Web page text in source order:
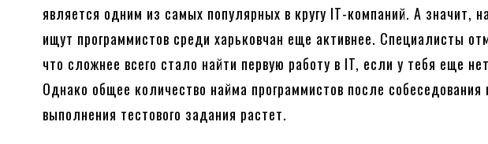
является одним из самых популярных в кругу IT-компаний. А значит,
ищут программистов среди харьковчан еще активнее. Специалисты
что сложнее всего стало найти первую работу в IT, если у тебя еще
Однако общее количество найма программистов после собеседования
выполнения тестового задания растет.